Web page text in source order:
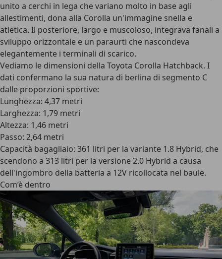
unito a cerchi in lega che variano molto in base agli
allestimenti, dona alla Corolla un'immagine snella e
atletica. Il posteriore, largo e muscoloso, integrava fanali a
sviluppo orizzontale e un paraurti che nascondeva
elegantemente i terminali di scarico.
Vediamo le dimensioni della Toyota Corolla Hatchback. I
dati confermano la sua natura di berlina di segmento C
dalle proporzioni sportive:
Lunghezza: 4,37 metri
Larghezza: 1,79 metri
Altezza: 1,46 metri
Passo: 2,64 metri
Capacità bagagliaio: 361 litri per la variante 1.8 Hybrid, che
scendono a 313 litri per la versione 2.0 Hybrid a causa
dell'ingombro della batteria a 12V ricollocata nel baule.
Com’è dentro